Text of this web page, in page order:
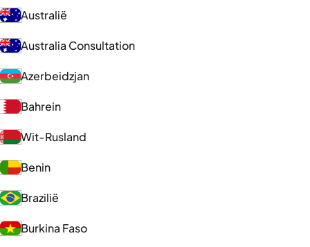
Australië
Australia Consultation
Azerbeidzjan
Bahrein
Wit-Rusland
Benin
Brazilië
Burkina Faso